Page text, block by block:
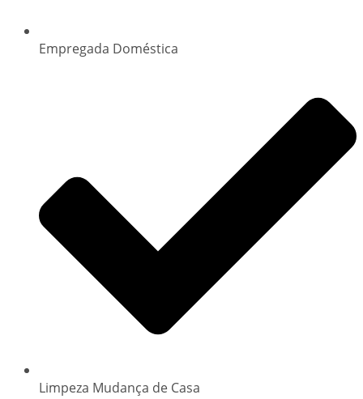
Empregada Doméstica
Limpeza Mudança de Casa